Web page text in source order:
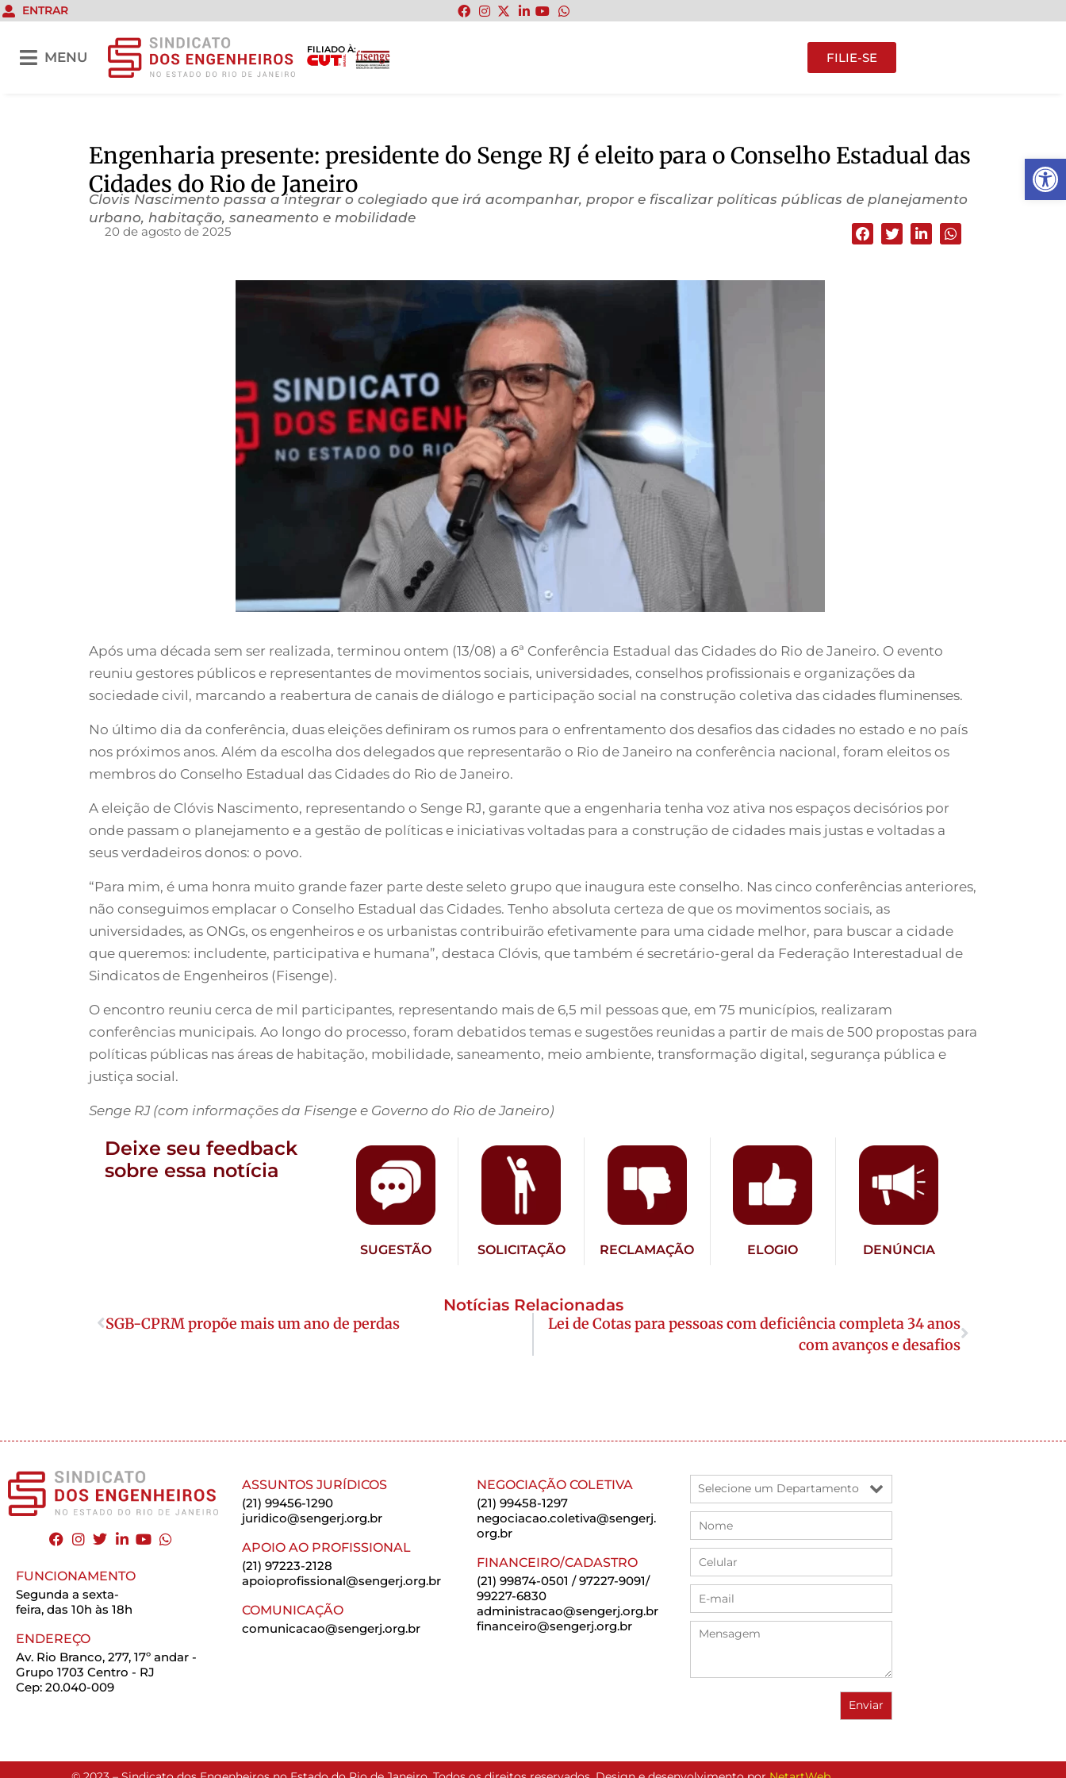
Abrir
ENTRAR
MENU
FILIADO À:
FILIE-SE
Engenharia presente: presidente do Senge RJ é eleito para o Conselho Estadual das
Cidades do Rio de Janeiro
Clovis Nascimento passa a integrar o colegiado que irá acompanhar, propor e fiscalizar políticas públicas de planejamento
urbano, habitação, saneamento e mobilidade
20 de agosto de 2025
Após uma década sem ser realizada, terminou ontem (13/08) a 6ª Conferência Estadual das Cidades do Rio de Janeiro. O evento
reuniu gestores públicos e representantes de movimentos sociais, universidades, conselhos profissionais e organizações da
sociedade civil, marcando a reabertura de canais de diálogo e participação social na construção coletiva das cidades fluminenses.
No último dia da conferência, duas eleições definiram os rumos para o enfrentamento dos desafios das cidades no estado e no país
nos próximos anos. Além da escolha dos delegados que representarão o Rio de Janeiro na conferência nacional, foram eleitos os
membros do Conselho Estadual das Cidades do Rio de Janeiro.
A eleição de Clóvis Nascimento, representando o Senge RJ, garante que a engenharia tenha voz ativa nos espaços decisórios por
onde passam o planejamento e a gestão de políticas e iniciativas voltadas para a construção de cidades mais justas e voltadas a
seus verdadeiros donos: o povo.
“Para mim, é uma honra muito grande fazer parte deste seleto grupo que inaugura este conselho. Nas cinco conferências anteriores,
não conseguimos emplacar o Conselho Estadual das Cidades. Tenho absoluta certeza de que os movimentos sociais, as
universidades, as ONGs, os engenheiros e os urbanistas contribuirão efetivamente para uma cidade melhor, para buscar a cidade
que queremos: includente, participativa e humana”, destaca Clóvis, que também é secretário-geral da Federação Interestadual de
Sindicatos de Engenheiros (Fisenge).
O encontro reuniu cerca de mil participantes, representando mais de 6,5 mil pessoas que, em 75 municípios, realizaram
conferências municipais. Ao longo do processo, foram debatidos temas e sugestões reunidas a partir de mais de 500 propostas para
políticas públicas nas áreas de habitação, mobilidade, saneamento, meio ambiente, transformação digital, segurança pública e
justiça social.
Senge RJ (com informações da Fisenge e Governo do Rio de Janeiro)
Deixe seu feedback
sobre essa notícia
SUGESTÃO SOLICITAÇÃO RECLAMAÇÃO ELOGIO DENÚNCIA
Notícias Relacionadas
SGB-CPRM propõe mais um ano de perdas
Lei de Cotas para pessoas com deficiência completa 34 anos
com avanços e desafios
FUNCIONAMENTO
Segunda a sexta-
feira, das 10h às 18h
ENDEREÇO
Av. Rio Branco, 277, 17º andar -
Grupo 1703 Centro - RJ
Cep: 20.040-009
ASSUNTOS JURÍDICOS
(21) 99456-1290
juridico@sengerj.org.br
APOIO AO PROFISSIONAL
(21) 97223-2128
apoioprofissional@sengerj.org.br
COMUNICAÇÃO
comunicacao@sengerj.org.br
NEGOCIAÇÃO COLETIVA
(21) 99458-1297
negociacao.coletiva@sengerj.
org.br
FINANCEIRO/CADASTRO
(21) 99874-0501 / 97227-9091/
99227-6830
administracao@sengerj.org.br
financeiro@sengerj.org.br